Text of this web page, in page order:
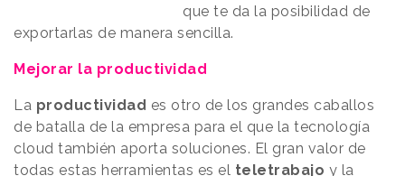
que te da la posibilidad de
exportarlas de manera sencilla.
Mejorar la productividad
La productividad es otro de los grandes caballos
de batalla de la empresa para el que la tecnología
cloud también aporta soluciones. El gran valor de
todas estas herramientas es el teletrabajo y la